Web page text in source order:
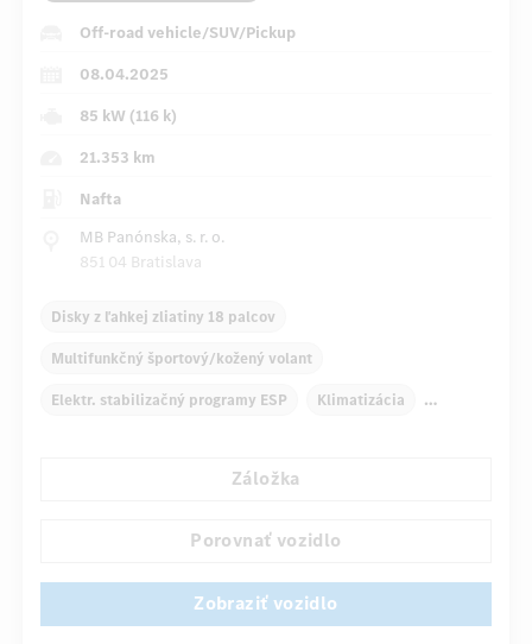
Off-road vehicle/SUV/Pickup
08.04.2025
85 kW (116 k)
21.353 km
Nafta
MB Panónska, s. r. o.
851 04 Bratislava
Disky z ľahkej zliatiny 18 palcov
Multifunkčný športový/kožený volant
Elektr. stabilizačný programy ESP Klimatizácia
Priame riadenie
Záložka
Porovnať vozidlo
Zobraziť vozidlo